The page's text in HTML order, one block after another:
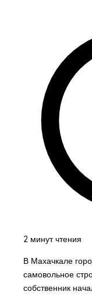
2 минут чтения
В Махачкале
самовольное
собственник